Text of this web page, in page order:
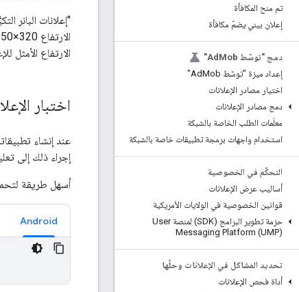
تم منح المكافأة
إعلان بيني يضمّ مكافأة
دمج "توسّط Ad Mob"
إعداد ميزة "توسّط Ad Mob"
اختيار مصادر الإعلانات
دمج مصادر الإعلانات
معلَمات الطلب الخاصة بالشبكة
استخدام واجهات برمجة تطبيقات خاصة بالشبكة
التحكّم في الخصوصية
أساليب عرض الإعلانات
قوانين الخصوصية في الولايات الأمريكية
حزمة تطوير البرامج (SDK) لمنصة User
Messaging Platform (UMP)
تحديد المشاكل في الإعلانات وحلّها
أداة فحص الإعلانات
"إعلانات البانر
الارتفاع 320×50. بعد تحديد العرض الكامل المتاح،
الارتفاع الأمثل
اختبار
عند إنشاء
إجراء ذلك إلى
أسهل طريقة
Android